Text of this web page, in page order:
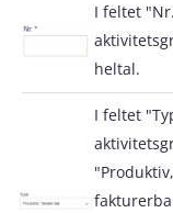
I feltet
heltal.
I feltet